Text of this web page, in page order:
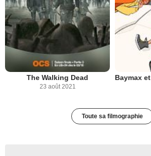
The Walking Dead
23 août 2021
Toute sa filmographie